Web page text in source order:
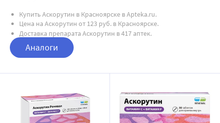
Купить Аскорутин в Красноярске в Apteka.ru.
Цена на Аскорутин от 123 руб. в Красноярске.
Доставка препарата Аскорутин в 417 аптек.
Аналоги